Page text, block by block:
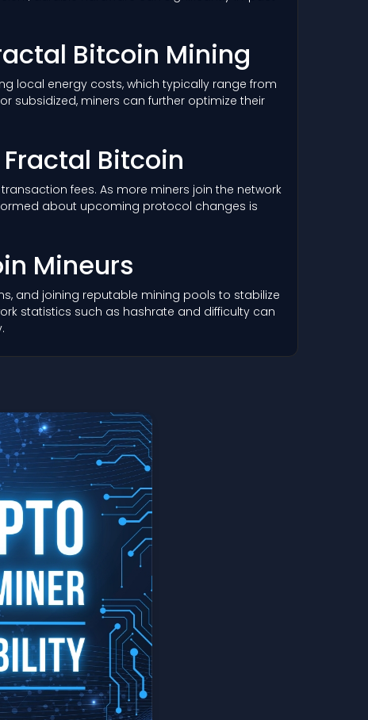
Bitcoin Mining
local energy costs, which typically range from
subsidized, miners can further optimize their
Bitcoin
fees. As more miners join the network
about upcoming protocol changes is
Mineurs
and joining reputable mining pools to stabilize
statistics such as hashrate and difficulty can